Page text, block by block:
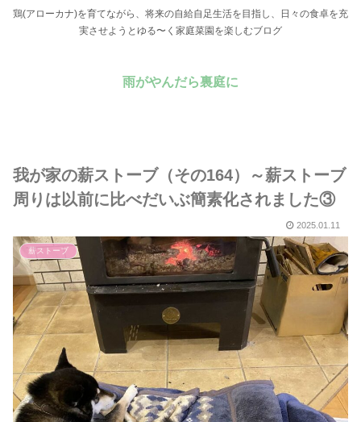
鶏(アローカナ)を育てながら、将来の自給自足生活を目指し、日々の食卓を充
実させようとゆる〜く家庭菜園を楽しむブログ
雨がやんだら裏庭に
我が家の薪ストーブ（その164）～薪ストーブ
周りは以前に比べだいぶ簡素化されました③
2025.01.11
薪ストーブ